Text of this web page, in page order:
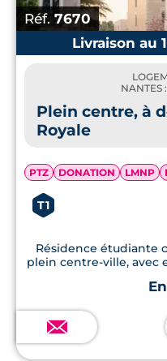
Réf. 7670
Livraison au
NANTES
Plein centre, à
Royale
PTZ DONATION LMNP
T1
Résidence étudiante
plein centre-ville, avec